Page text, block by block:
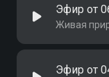
Эфир от
Живая
Эфир от